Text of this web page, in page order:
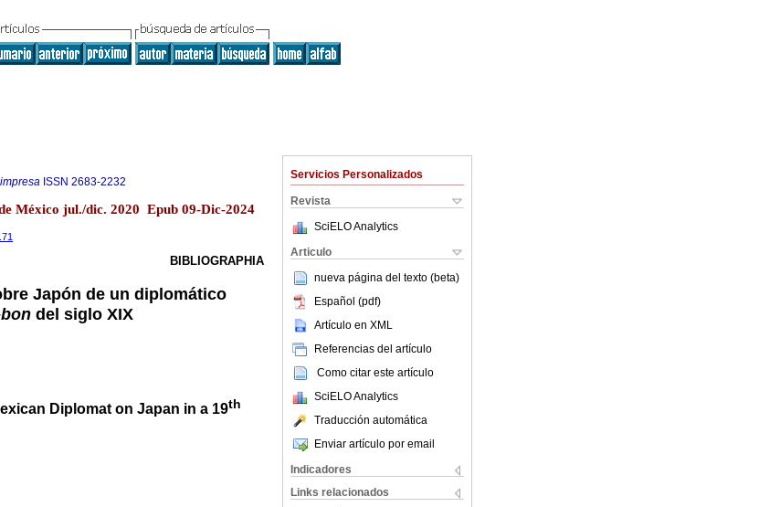
Servicios Personalizados
Revista
SciELO Analytics
Articulo
nueva página del texto (beta)
Español (pdf)
Artículo en XML
Referencias del artículo
Como citar este artículo
SciELO Analytics
Traducción automática
Enviar artículo por email
Indicadores
Links relacionados
ISSN 2683-2232
México jul./dic. 2020 Epub 09-Dic-2024
BIBLIOGRAPHIA
Japón de un diplomático
del siglo XIX
Diplomat on Japan in a 19th